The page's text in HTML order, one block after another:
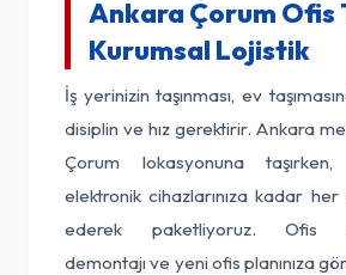
Ankara Çorum Ofis
Kurumsal Lojistik
İş yerinizin taşınması, ev
disiplin ve hız gerektirir. Ankara
Çorum lokasyonuna taşırken,
elektronik cihazlarınıza kadar
ederek paketliyoruz. Ofis
demontajı ve yeni ofis planınıza